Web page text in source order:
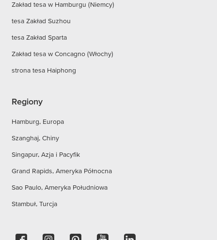
Zakład tesa w Hamburgu (Niemcy)
tesa Zakład Suzhou
tesa Zakład Sparta
Zakład tesa w Concagno (Włochy)
strona tesa Haiphong
Regiony
Hamburg, Europa
Szanghaj, Chiny
Singapur, Azja i Pacyfik
Grand Rapids, Ameryka Północna
Sao Paulo, Ameryka Południowa
Stambuł, Turcja